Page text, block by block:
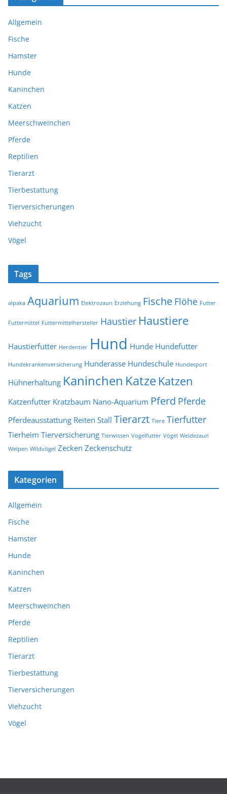
Allgemein
Fische
Hamster
Hunde
Kaninchen
Katzen
Meerschweinchen
Pferde
Reptilien
Tierarzt
Tierbestattung
Tierversicherungen
Viehzucht
Vögel
Tags
alpaka Aquarium Elektrozaun Erziehung Fische Flöhe Futter
Futtermittel Futtermittelhersteller Haustier Haustiere
Haustierfutter Herdentier Hund Hunde Hundefutter
Hundekrankenversicherung Hunderasse Hundeschule Hundesport
Hühnerhaltung Kaninchen Katze Katzen
Katzenfutter Kratzbaum Nano-Aquarium Pferd Pferde
Pferdeausstattung Reiten Stall Tierarzt Tiere Tierfutter
Tierheim Tierversicherung Tierwissen Vogelfutter Vögel Weidezaun
Welpen Wildvögel Zecken Zeckenschutz
Kategorien
Allgemein
Fische
Hamster
Hunde
Kaninchen
Katzen
Meerschweinchen
Pferde
Reptilien
Tierarzt
Tierbestattung
Tierversicherungen
Viehzucht
Vögel